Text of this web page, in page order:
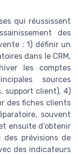
qui réussissent
des
: 1) définir un
dans le CRM,
les comptes
sources
support client), 4)
des fiches clients
souvent
ensuite d’obtenir
des prévisions de
des indicateurs